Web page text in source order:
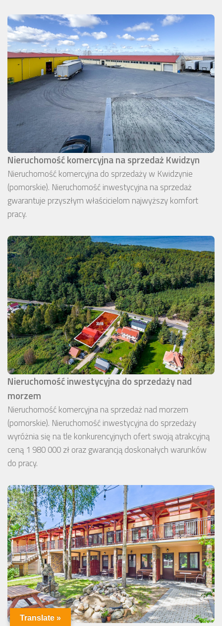
Nieruchomość komercyjna na sprzedaż Kwidzyn
Nieruchomość komercyjna do sprzedaży w Kwidzynie
(pomorskie). Nieruchomość inwestycyjna na sprzedaż
gwarantuje przyszłym właścicielom najwyższy komfort
pracy.
Nieruchomość inwestycyjna do sprzedaży nad
morzem
Nieruchomość komercyjna na sprzedaż nad morzem
(pomorskie). Nieruchomość inwestycyjna do sprzedaży
wyróżnia się na tle konkurencyjnych ofert swoją atrakcyjną
ceną 1 980 000 zł oraz gwarancją doskonałych warunków
do pracy.
Translate »